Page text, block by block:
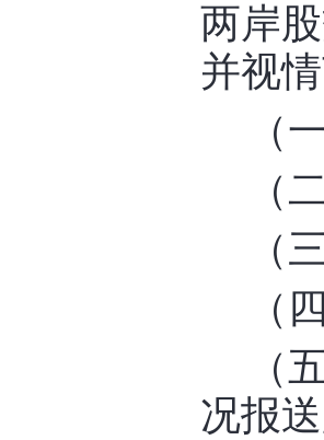
两岸
并视
（
（
（
（
（
况报